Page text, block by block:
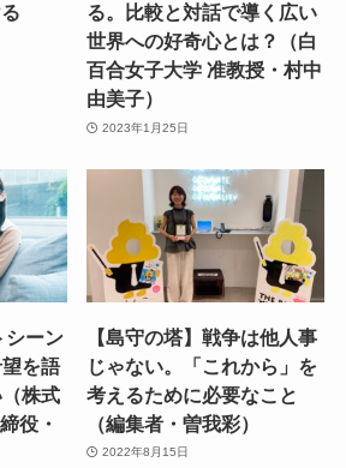
る。比較と対話で導く広い
世界への好奇心とは？（白
百合女子大学 准教授・村中
由美子）
2023年1月25日
シーン
を語
株式
役・
【島守の塔】戦争は他人事
じゃない。「これから」を
考えるために必要なこと
（編集者・曽我彩）
2022年8月15日